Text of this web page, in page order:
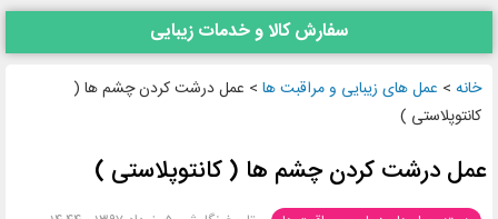
سفارش کالا و خدمات زیبایی
خانه > عمل های زیبایی و مراقبت ها > عمل درشت کردن چشم ها (
کانتوپلاستی )
عمل درشت کردن چشم ها ( کانتوپلاستی )